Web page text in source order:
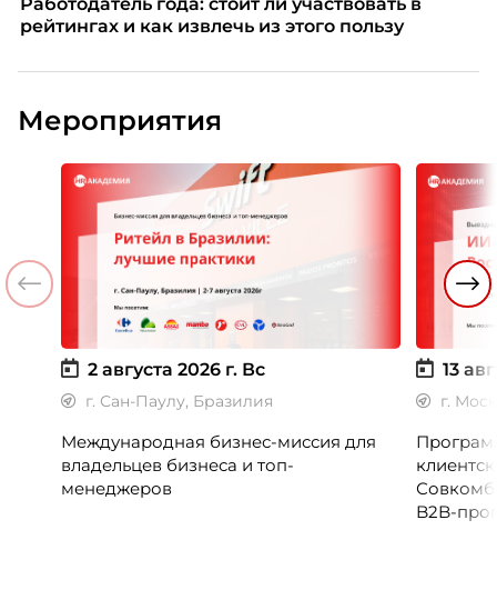
рейтингах и как извлечь из этого пользу
Мероприятия
2 августа 2026 г. Вс
г. Сан-Паулу, Бразилия
Международная бизнес-миссия для
владельцев бизнеса и топ-
менеджеров
13
г.
B2B-